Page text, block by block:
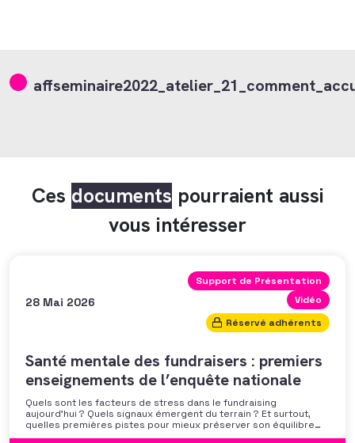
Ces documents pourraient aussi
vous intéresser
28 Mai 2026
Support de Présentation
Vidéo
Réservé adhérents
Santé mentale des fundraisers : premiers
enseignements de l’enquête nationale
Quels sont les facteurs de stress dans le fundraising
aujourd’hui ? Quels signaux émergent du terrain ? Et surtout,
quelles premières pistes pour mieux préserver son équilibre
professionnel ? L’AFF vous propose un webinaire pour découvrir